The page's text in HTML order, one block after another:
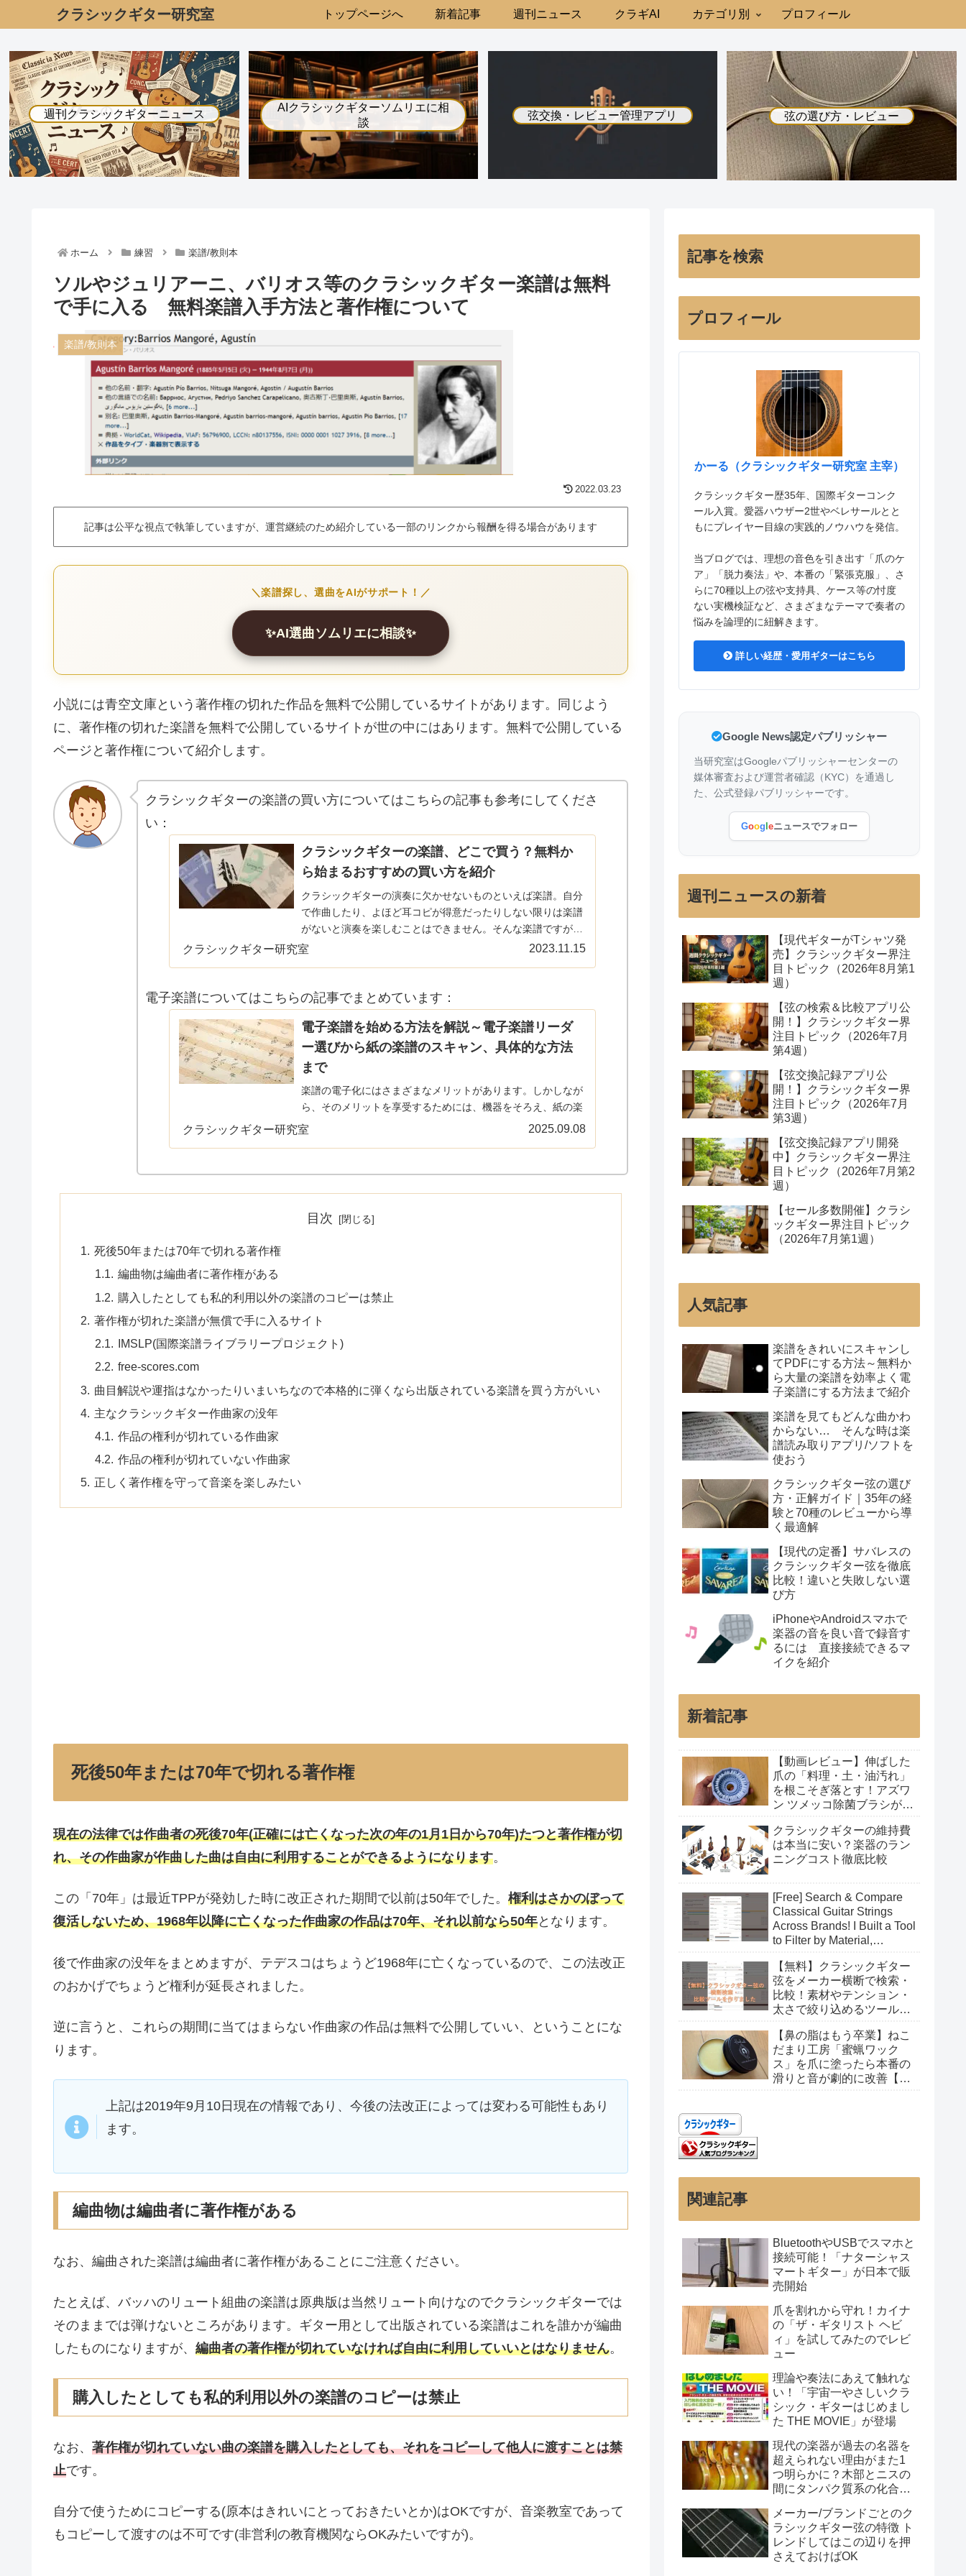
クラシックギター研究室 トップページへ 新着記事 週刊ニュース クラギAI カテゴリ別 プロフィール
週刊クラシックギターニュース
AIクラシックギターソムリエに相
談
弦交換・レビュー管理アプリ 弦の選び方・レビュー
ホーム 練習 楽譜/教則本
ソルやジュリアーニ、バリオス等のクラシックギター楽譜は無料
で手に入る 無料楽譜入手方法と著作権について
楽譜/教則本
2022.03.23
記事は公平な視点で執筆していますが、運営継続のため紹介している一部のリンクから報酬を得る場合があります
＼楽譜探し、選曲をAIがサポート！／
✨AI選曲ソムリエに相談✨
小説には青空文庫という著作権の切れた作品を無料で公開しているサイトがあります。同じよう
に、著作権の切れた楽譜を無料で公開しているサイトが世の中にはあります。無料で公開している
ページと著作権について紹介します。
クラシックギターの楽譜の買い方についてはこちらの記事も参考にしてくださ
い：
クラシックギターの楽譜、どこで買う？無料か
ら始まるおすすめの買い方を紹介
クラシックギターの演奏に欠かせないものといえば楽譜。自分
で作曲したり、よほど耳コピが得意だったりしない限りは楽譜
がないと演奏を楽しむことはできません。そんな楽譜ですが、
どこでどのように買うのが良いのでしょうか？この記事では、
クラシックギター研究室 2023.11.15
電子楽譜についてはこちらの記事でまとめています：
電子楽譜を始める方法を解説～電子楽譜リーダ
ー選びから紙の楽譜のスキャン、具体的な方法
まで
楽譜の電子化にはさまざまなメリットがあります。しかしなが
ら、そのメリットを享受するためには、機器をそろえ、紙の楽
譜をスキャンしてPDFにするなどの作業が必要です。この記事
クラシックギター研究室 2025.09.08
目次
死後50年または70年で切れる著作権
編曲物は編曲者に著作権がある
購入したとしても私的利用以外の楽譜のコピーは禁止
著作権が切れた楽譜が無償で手に入るサイト
IMSLP(国際楽譜ライブラリープロジェクト)
free-scores.com
曲目解説や運指はなかったりいまいちなので本格的に弾くなら出版されている楽譜を買う方がいい
主なクラシックギター作曲家の没年
作品の権利が切れている作曲家
作品の権利が切れていない作曲家
正しく著作権を守って音楽を楽しみたい
死後50年または70年で切れる著作権
現在の法律では作曲者の死後70年(正確には亡くなった次の年の1月1日から70年)たつと著作権が切
れ、その作曲家が作曲した曲は自由に利用することができるようになります。
この「70年」は最近TPPが発効した時に改正された期間で以前は50年でした。 権利はさかのぼって
復活しないため、1968年以降に亡くなった作曲家の作品は70年、それ以前なら50年となります。
後で作曲家の没年をまとめますが、テデスコはちょうど1968年に亡くなっているので、この法改正
のおかげでちょうど権利が延長されました。
逆に言うと、これらの期間に当てはまらない作曲家の作品は無料で公開していい、ということにな
ります。
上記は2019年9月10日現在の情報であり、今後の法改正によっては変わる可能性もあり
ます。
編曲物は編曲者に著作権がある
なお、編曲された楽譜は編曲者に著作権があることにご注意ください。
たとえば、バッハのリュート組曲の楽譜は原典版は当然リュート向けなのでクラシックギターでは
そのままでは弾けないところがあります。ギター用として出版されている楽譜はこれを誰かが編曲
したものになりますが、 編曲者の著作権が切れていなければ自由に利用していいとはなりません。
購入したとしても私的利用以外の楽譜のコピーは禁止
なお、 著作権が切れていない曲の楽譜を購入したとしても、それをコピーして他人に渡すことは禁
止です。
自分で使うためにコピーする(原本はきれいにとっておきたいとか)はOKですが、音楽教室であって
もコピーして渡すのは不可です(非営利の教育機関ならOKみたいですが)。
記事を検索
プロフィール
かーる（クラシックギター研究室 主宰）
クラシックギター歴35年、国際ギターコンク
ール入賞。愛器ハウザー2世やベレサールとと
もにプレイヤー目線の実践的ノウハウを発信。
当ブログでは、理想の音色を引き出す「爪のケ
ア」「脱力奏法」や、本番の「緊張克服」、さ
らに70種以上の弦や支持具、ケース等の忖度
ない実機検証など、さまざまなテーマで奏者の
悩みを論理的に紐解きます。
詳しい経歴・愛用ギターはこちら
Google News認定パブリッシャー
当研究室はGoogleパブリッシャーセンターの
媒体審査および運営者確認（KYC）を通過し
た、公式登録パブリッシャーです。
Goog eニュースでフォロー
週刊ニュースの新着
【現代ギターがTシャツ発
売】クラシックギター界注
目トピック（2026年8月第1
週）
【弦の検索＆比較アプリ公
開！】クラシックギター界
注目トピック（2026年7月
第4週）
【弦交換記録アプリ公
開！】クラシックギター界
注目トピック（2026年7月
第3週）
【弦交換記録アプリ開発
中】クラシックギター界注
目トピック（2026年7月第2
週）
【セール多数開催】クラシ
ックギター界注目トピック
（2026年7月第1週）
人気記事
楽譜をきれいにスキャンし
てPDFにする方法～無料か
ら大量の楽譜を効率よく電
子楽譜にする方法まで紹介
楽譜を見てもどんな曲かわ
からない… そんな時は楽
譜読み取りアプリ/ソフトを
使おう
クラシックギター弦の選び
方・正解ガイド｜35年の経
験と70種のレビューから導
く最適解
【現代の定番】サバレスの
クラシックギター弦を徹底
比較！違いと失敗しない選
び方
iPhoneやAndroidスマホで
楽器の音を良い音で録音す
るには 直接接続できるマ
イクを紹介
新着記事
【動画レビュー】伸ばした
爪の「料理・土・油汚れ」
を根こそぎ落とす！アズワ
ン ツメッコ除菌ブラシが凄
クラシックギターの維持費
は本当に安い？楽器のラン
ニングコスト徹底比較
[Free] Search & Compare
Classical Guitar Strings
Across Brands! I Built a Tool
to Filter by Material,
【無料】クラシックギター
弦をメーカー横断で検索・
比較！素材やテンション・
太さで絞り込めるツールを
【鼻の脂はもう卒業】ねこ
だまり工房「蜜蝋ワック
ス」を爪に塗ったら本番の
滑りと音が劇的に改善【レ
関連記事
BluetoothやUSBでスマホと
接続可能！「ナターシャス
マートギター」が日本で販
売開始
爪を割れから守れ！カイナ
の「ザ・ギタリスト ヘビ
ィ」を試してみたのでレビ
ュー
理論や奏法にあえて触れな
い！「宇宙一やさしいクラ
シック・ギターはじめまし
た THE MOVIE」が登場
現代の楽器が過去の名器を
超えられない理由がまた1
つ明らかに？木部とニスの
間にタンパク質系の化合物
メーカー/ブランドごとのク
ラシックギター弦の特徴 ト
レンドしてはこの辺りを押
さえておけばOK